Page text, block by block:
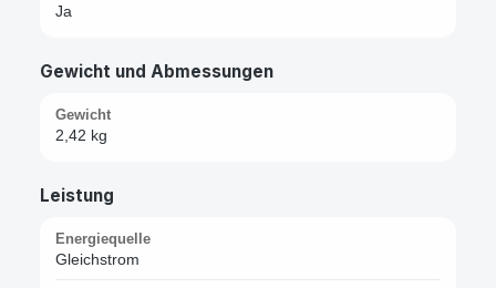
Ja
Gewicht und Abmessungen
Gewicht
2,42 kg
Leistung
Energiequelle
Gleichstrom